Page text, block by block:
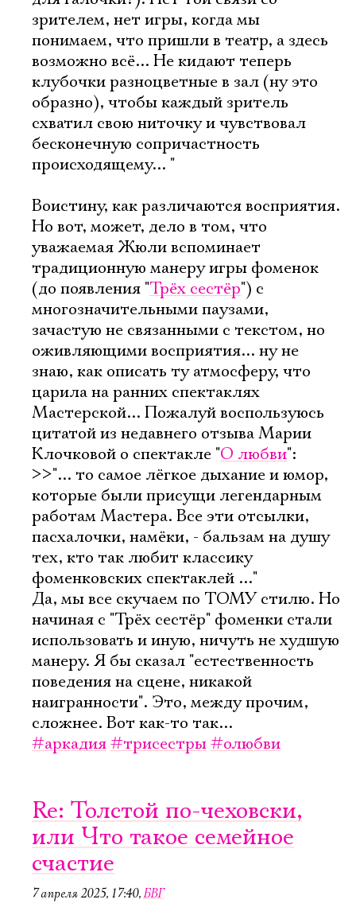
зрителем, нет игры, когда мы
понимаем, что пришли в театр, а здесь
возможно всё... Не кидают теперь
клубочки разноцветные в зал (ну это
образно), чтобы каждый зритель
схватил свою ниточку и чувствовал
бесконечную сопричастность
происходящему... "
Воистину, как различаются восприятия.
Но вот, может, дело в том, что
уважаемая Жюли вспоминает
традиционную манеру игры фоменок
(до появления "Трёх сестёр") с
многозначительными паузами,
зачастую не связанными с текстом, но
оживляющими восприятия... ну не
знаю, как описать ту атмосферу, что
царила на ранних спектаклях
Мастерской... Пожалуй воспользуюсь
цитатой из недавнего отзыва Марии
Клочковой о спектакле "О любви":
>>"... то самое лёгкое дыхание и юмор,
которые были присущи легендарным
работам Мастера. Все эти отсылки,
пасхалочки, намёки, - бальзам на душу
тех, кто так любит классику
фоменковских спектаклей ..."
Да, мы все скучаем по ТОМУ стилю. Но
начиная с "Трёх сестёр" фоменки стали
использовать и иную, ничуть не худшую
манеру. Я бы сказал "естественность
поведения на сцене, никакой
наигранности". Это, между прочим,
сложнее. Вот как-то так...
#аркадия#трисестры#олюбви
Re: Толстой по-чеховски,
или Что такое семейное
счастие
7 апреля 2025, 17:40,БВГ